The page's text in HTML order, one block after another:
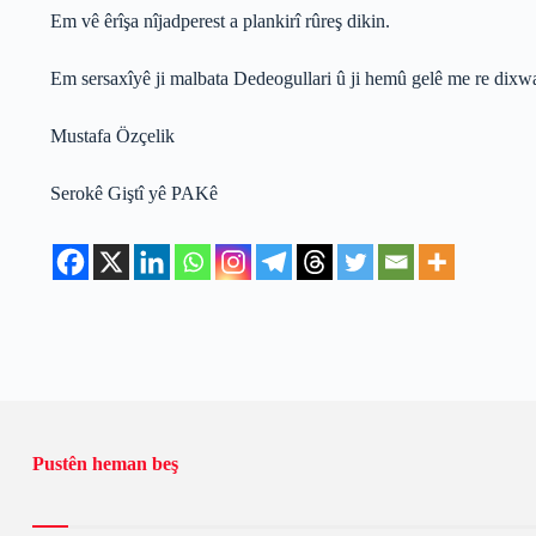
Em vê êrîşa nîjadperest a plankirî rûreş dikin.
Em sersaxîyê ji malbata Dedeogullari û ji hemû gelê me re
Mustafa Özçelik
Serokê Giştî yê PAKê
Pustên heman beş